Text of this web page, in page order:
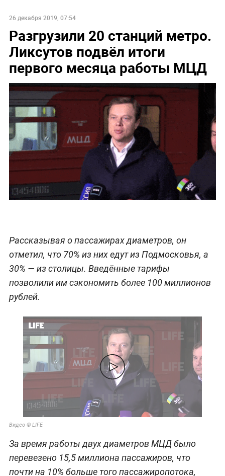
26 декабря 2019, 07:54
Разгрузили 20 станций метро.
Ликсутов подвёл итоги
первого месяца работы МЦД
Рассказывая о пассажирах диаметров, он
отметил, что 70% из них едут из Подмосковья, а
30% — из столицы. Введённые тарифы
позволили им сэкономить более 100 миллионов
рублей.
Видео © LIFE
За время работы двух диаметров МЦД было
перевезено 15,5 миллиона пассажиров, что
почти на 10% больше того пассажиропотока,